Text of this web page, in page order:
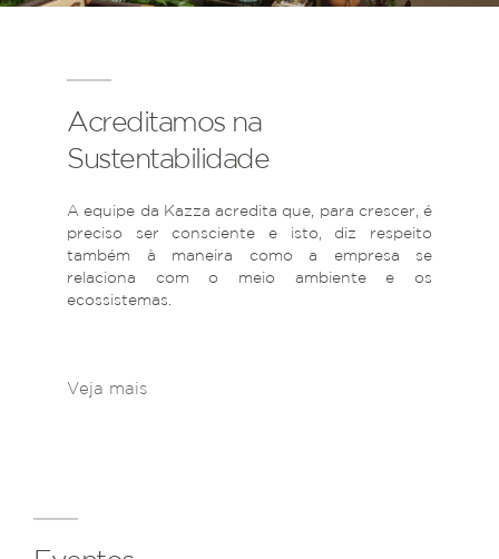
Acreditamos na
Sustentabilidade
A equipe da Kazza acredita que, para crescer, é
preciso ser consciente e isto, diz respeito
também à maneira como a empresa se
relaciona com o meio ambiente e os
ecossistemas.
Veja mais